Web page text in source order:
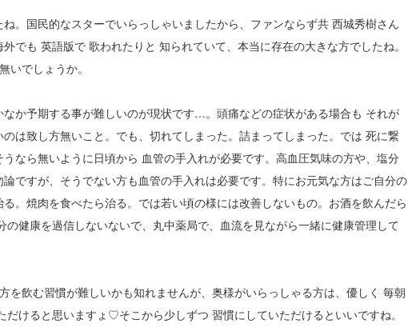
。国民的なスターでいらっしゃいましたから、ファンならず共 西城秀樹さん
でも 英語版で 歌われたりと 知られていて、本当に存在の大きな方でしたね。
いでしょうか。
か予期する事が難しいのが現状です…。頭痛などの症状がある場合も それが
は致し方無いこと。でも、切れてしまった。詰まってしまった。では 死に繋
なら無いように日頃から 血管の手入れが必要です。高血圧気味の方や、塩分
ですが、そうでない方も血管の手入れは必要です。特にお元気な方はご自分の
。焼肉を食べたら治る。では若い頃の様には改善しないもの。お酒を飲んだら
健康を過信しないないで、丸中薬局で、血流を見ながら一緒に健康管理して
を飲む習慣が難しいかも知れませんが、奥様がいらっしゃる方は、優しく 毎朝
けると思いますょ♡そこから少しずつ 習慣にしていただけるといいですね。